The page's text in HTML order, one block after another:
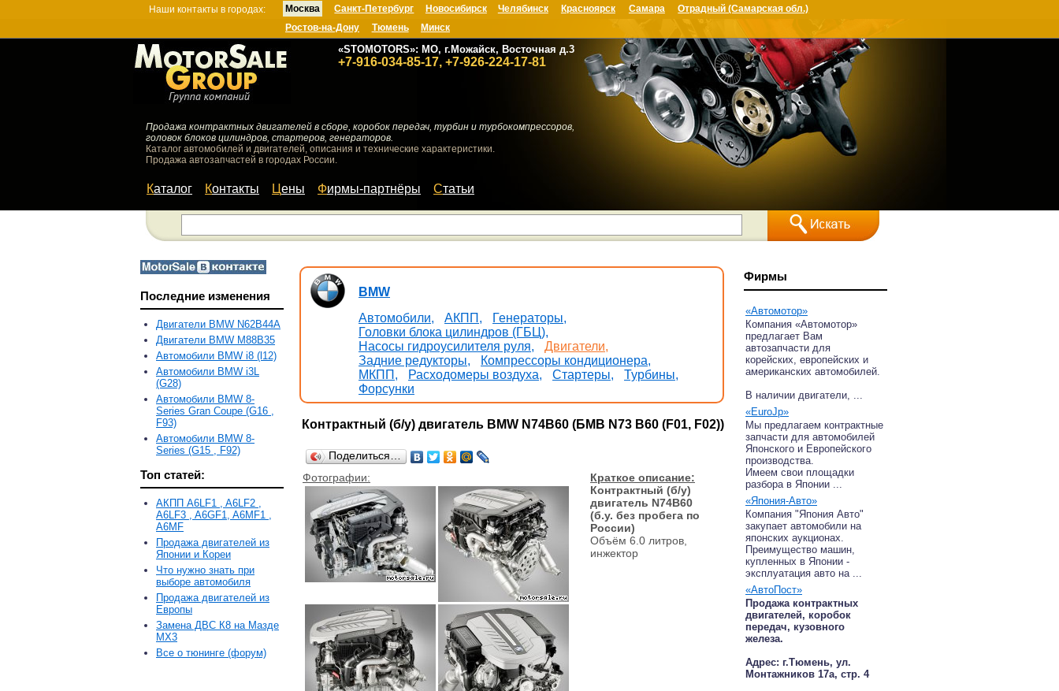
Наши контакты в городах: Москва
«STOMOTORS»: МО, г.Можайск, Восточная д.3
+7-916-034-85-17, +7-926-224-17-81
Санкт-Петербург Новосибирск Челябинск Красноярск Самара
Отрадный (Самарская обл.)
Ростов-на-Дону
Тюмень Минск
Продажа контрактных двигателей в сборе, коробок передач, турбин и турбокомпрессоров,
головок блоков цилиндров, стартеров, генераторов.
Каталог автомобилей и двигателей, описания и технические характеристики.
Продажа автозапчастей в городах России.
Каталог Контакты Цены Фирмы-партнёры Статьи
Последние изменения
Двигатели BMW N62B44A
Двигатели BMW M88B35
Автомобили BMW i8 (l12)
Автомобили BMW i3L
(G28)
Автомобили BMW 8-
Series Gran Coupe (G16 ,
F93)
Автомобили BMW 8-
Series (G15 , F92)
Топ статей:
АКПП A6LF1 , A6LF2 ,
A6LF3 , A6GF1, A6MF1 ,
A6MF
Продажа двигателей из
Японии и Кореи
Что нужно знать при
выборе автомобиля
Продажа двигателей из
Европы
Замена ДВС К8 на Мазде
MX3
Все о тюнинге (форум)
BMW
Автомобили,
АКПП,
Генераторы,
Головки блока цилиндров (ГБЦ),
Насосы гидроусилителя руля,
Двигатели,
Задние редукторы,
Компрессоры кондиционера,
МКПП,
Расходомеры воздуха, Стартеры,
Турбины,
Форсунки
Контрактный (б/у) двигатель BMW N74B60 (БМВ N73 B60 (F01, F02))
Поделиться…
Фотографии:
Краткое описание:
Контрактный (б/у)
двигатель N74B60
(б.у. без пробега по
России)
Объём 6.0 литров,
инжектор
Фирмы
«Автомотор»
Компания «Автомотор»
предлагает Вам
автозапчасти для
корейских, европейских и
американских автомобилей.
В наличии двигатели, ...
«EuroJp»
Мы предлагаем контрактные
запчасти для автомобилей
Японского и Европейского
производства.
Имеем свои площадки
разбора в Японии ...
«Япония-Авто»
Компания "Япония Авто"
закупает автомобили на
японских аукционах.
Преимущество машин,
купленных в Японии -
эксплуатация авто на ...
«АвтоПост»
Продажа контрактных
двигателей, коробок
передач, кузовного
железа.
Адрес: г.Тюмень, ул.
Монтажников 17а, стр. 4